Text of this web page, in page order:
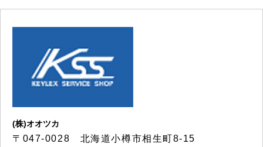
(株)オオツカ
〒047-0028 北海道小樽市相生町8-15